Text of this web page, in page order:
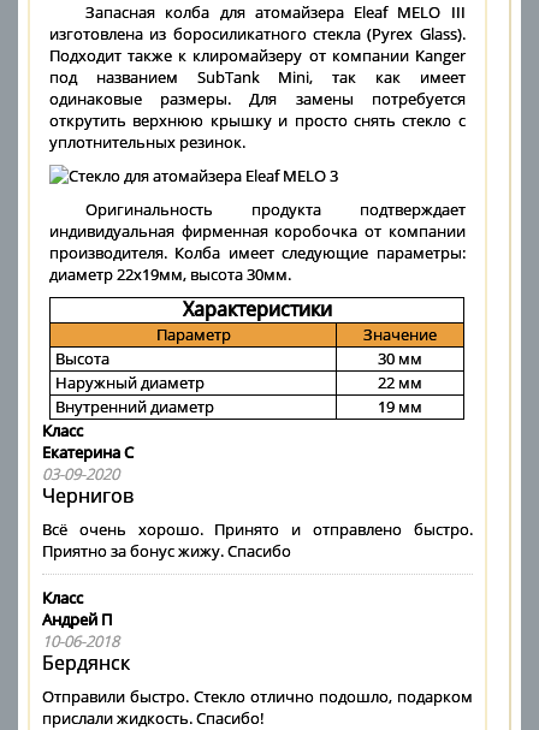
Запасная колба для атомайзера Eleaf MELO III
изготовлена из боросиликатного стекла (Pyrex Glass).
Подходит также к клиромайзеру от компании Kanger
под названием SubTank Mini, так как имеет
одинаковые размеры. Для замены потребуется
открутить верхнюю крышку и просто снять стекло с
уплотнительных резинок.
Оригинальность продукта подтверждает
индивидуальная фирменная коробочка от компании
производителя. Колба имеет следующие параметры:
диаметр 22х19мм, высота 30мм.
Характеристики
Параметр
Значение
Высота
30 мм
Наружный диаметр
22 мм
Внутренний диаметр
19 мм
Класс
Екатерина С
03-09-2020
Чернигов
Всё очень хорошо. Принято и отправлено быстро.
Приятно за бонус жижу. Спасибо
Класс
Андрей П
10-06-2018
Бердянск
Отправили быстро. Стекло отлично подошло, подарком
прислали жидкость. Спасибо!